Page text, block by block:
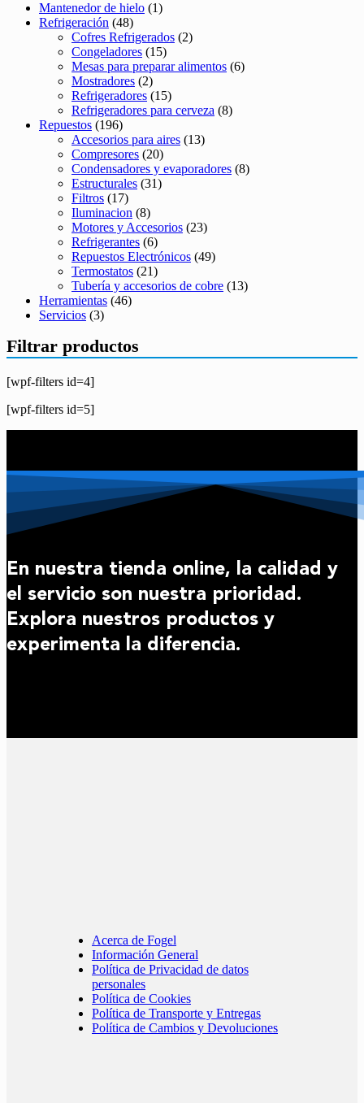
Mantenedor de hielo (1)
Refrigeración (48)
Cofres Refrigerados (2)
Congeladores (15)
Mesas para preparar alimentos (6)
Mostradores (2)
Refrigeradores (15)
Refrigeradores para cerveza (8)
Repuestos (196)
Accesorios para aires (13)
Compresores (20)
Condensadores y evaporadores (8)
Estructurales (31)
Filtros (17)
Iluminacion (8)
Motores y Accesorios (23)
Refrigerantes (6)
Repuestos Electrónicos (49)
Termostatos (21)
Tubería y accesorios de cobre (13)
Herramientas (46)
Servicios (3)
Filtrar productos
[wpf-filters id=4]
[wpf-filters id=5]
En nuestra tienda online, la calidad y
el servicio son nuestra prioridad.
Explora nuestros productos y
experimenta la diferencia.
Acerca de Fogel
Información General
Política de Privacidad de datos
personales
Política de Cookies
Política de Transporte y Entregas
Política de Cambios y Devoluciones